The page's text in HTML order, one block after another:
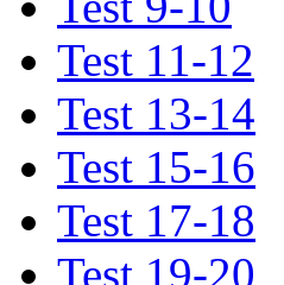
Test 11-12
Test 13-14
Test 15-16
Test 17-18
Test 19-20